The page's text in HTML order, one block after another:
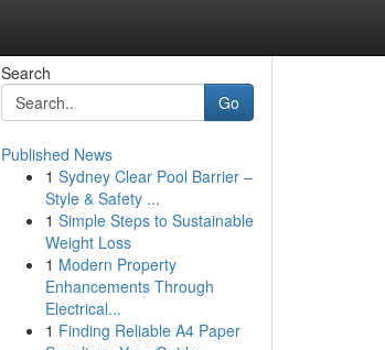
Search
Go
Published News
1 Sydney Clear Pool Barrier –
Style & Safety ...
1 Simple Steps to Sustainable
Weight Loss
1 Modern Property
Enhancements Through
Electrical...
1 Finding Reliable A4 Paper